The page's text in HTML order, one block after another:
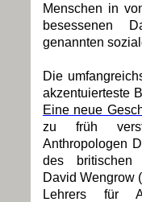
Menschen in
besessenen
genannten
Die
akzentuierteste
Eine neue
zu früh
Anthropologen
des britischen
David Wengrow
Lehrers für